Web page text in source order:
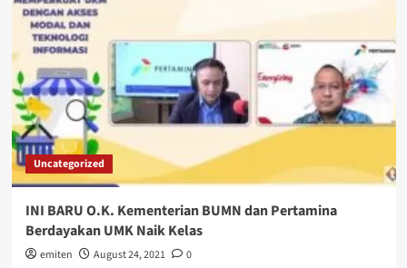
Rekonsiliasi
Nasional
Afghan-
dan
Afghan-
led
Uncategorized
INI BARU O.K. Kementerian BUMN dan Pertamina
Berdayakan UMK Naik Kelas
emiten August 24, 2021
0